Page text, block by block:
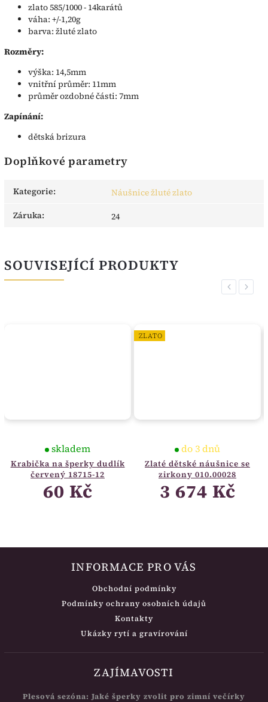
zlato 585/1000 - 14karátů
váha: +/-1,20g
barva: žluté zlato
Rozměry:
výška: 14,5mm
vnitřní průměr: 11mm
průměr ozdobné části: 7mm
Zapínání:
dětská brizura
Doplňkové parametry
Kategorie:
Náušnice žluté zlato
Záruka: 24
SOUVISEJÍCÍ PRODUKTY
Previous
Krabička na šperky dudlík
červený 18715-12
skladem
60 Kč
ZLATO
Zlaté dětské náušnice se
zirkony 010.00028
do 3 dnů
3 674 Kč
Next
INFORMACE PRO VÁS
Obchodní podmínky
Podmínky ochrany osobních údajů
Kontakty
Ukázky rytí a gravírování
ZAJÍMAVOSTI
Plesová sezóna: Jaké šperky zvolit pro zimní večírky